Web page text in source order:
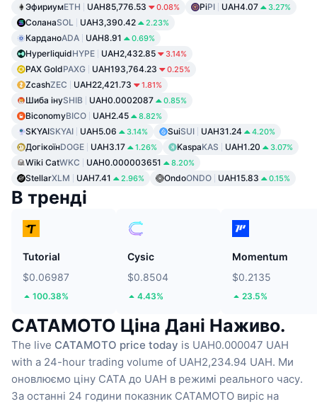
ЭфириумETH UAH85,776.53 0.08% PiPI UAH4.07 3.27%
СоланаSOL UAH3,390.42 2.23%
КарданоADA UAH8.91 0.69%
HyperliquidHYPE UAH2,432.85 3.14%
PAX GoldPAXG UAH193,764.23 0.25%
ZcashZEC UAH22,421.73 1.81%
Шиба інуSHIB UAH0.0002087 0.85%
BiconomyBICO UAH2.45 8.82%
SKYAISKYAI UAH5.06 3.14% SuiSUI UAH31.24 4.20%
ДогікоїнDOGE UAH3.17 1.26% KaspaKAS UAH1.20 3.07%
Wiki CatWKC UAH0.000003651 8.20%
StellarXLM UAH7.41 2.96% OndoONDO UAH15.83 0.15%
В тренді
Tutorial
$0.06987
100.38%
Cysic
$0.8504
4.43%
Momentum
$0.2135
23.5%
CATAMOTO Ціна Дані Наживо.
The live CATAMOTO price today is UAH0.000047 UAH
with a 24-hour trading volume of UAH2,234.94 UAH. Ми
оновлюємо ціну CATA до UAH в режимі реального часу.
За останні 24 години показник CATAMOTO виріс на